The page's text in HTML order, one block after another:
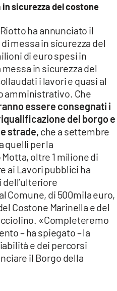
sicurezza del costone
ha annunciato il
messa in sicurezza del
di euro spesi in
in sicurezza del
i lavori e quasi al
amministrativo. Che
essere consegnati i
del borgo e
strade, che a settembre
quelli per la
oltre 1 milione di
ai Lavori pubblici ha
Comune, di 500mila euro,
Costone Marinella e del
«Completeremo
– ha spiegato – la
e dei percorsi
il Borgo della